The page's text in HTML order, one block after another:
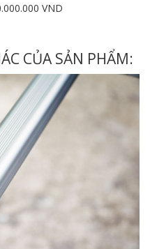
VND
CỦA SẢN PHẨM: